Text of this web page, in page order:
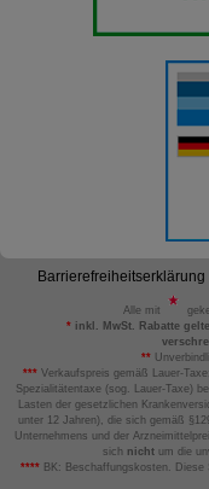
Barrierefreiheitserklärung
Alle mit
*inkl. MwSt. Rabatte
**
*** Verkaufspreis gemäß Lauer-
Spezialitätentaxe (sog. Lauer-Taxe)
Lasten der gesetzlichen
unter 12 Jahren), die sich gemäß
Unternehmens und der
sich nicht um die
****BK: Beschaffungskosten. Diese